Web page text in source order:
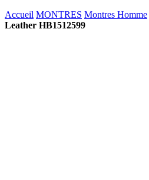
Accueil MONTRES Montres Homme
Leather HB1512599